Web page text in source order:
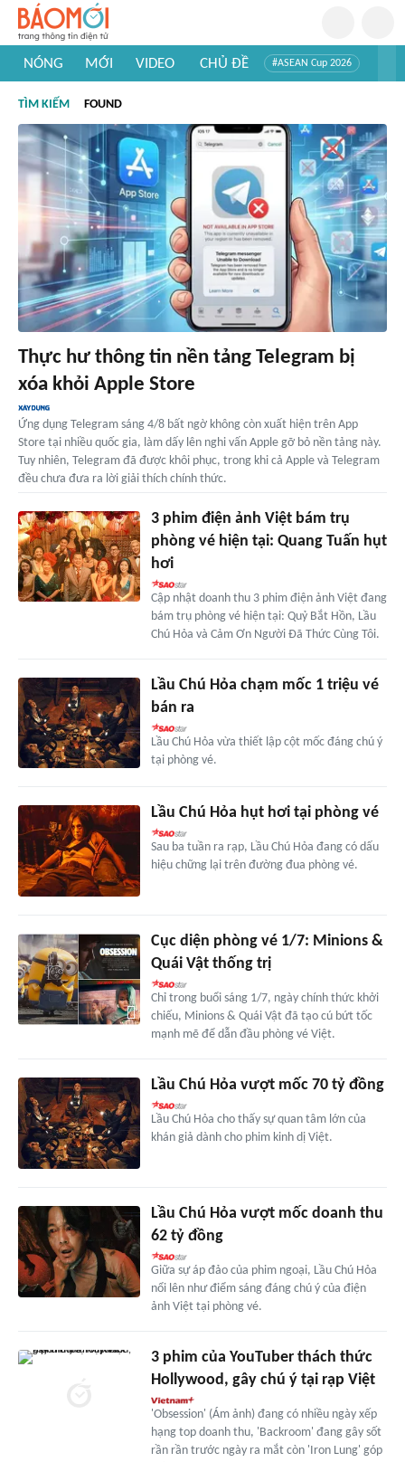
NÓNG MỚI VIDEO CHỦ ĐỀ #ASEAN Cup 2026
#Khám phá thế giới
TÌM KIẾM FOUND
Thực hư thông tin nền tảng Telegram bị
xóa khỏi Apple Store
Ứng dụng Telegram sáng 4/8 bất ngờ không còn xuất hiện trên App
Store tại nhiều quốc gia, làm dấy lên nghi vấn Apple gỡ bỏ nền tảng này.
Tuy nhiên, Telegram đã được khôi phục, trong khi cả Apple và Telegram
đều chưa đưa ra lời giải thích chính thức.
3 phim điện ảnh Việt bám trụ
phòng vé hiện tại: Quang Tuấn hụt
hơi
Cập nhật doanh thu 3 phim điện ảnh Việt đang
bám trụ phòng vé hiện tại: Quỷ Bắt Hồn, Lầu
Chú Hỏa và Cảm Ơn Người Đã Thức Cùng Tôi.
Lầu Chú Hỏa chạm mốc 1 triệu vé
bán ra
Lầu Chú Hỏa vừa thiết lập cột mốc đáng chú ý
tại phòng vé.
Lầu Chú Hỏa hụt hơi tại phòng vé
Sau ba tuần ra rạp, Lầu Chú Hỏa đang có dấu
hiệu chững lại trên đường đua phòng vé.
Cục diện phòng vé 1/7: Minions &
Quái Vật thống trị
Chỉ trong buổi sáng 1/7, ngày chính thức khởi
chiếu, Minions & Quái Vật đã tạo cú bứt tốc
mạnh mẽ để dẫn đầu phòng vé Việt.
Lầu Chú Hỏa vượt mốc 70 tỷ đồng
Lầu Chú Hỏa cho thấy sự quan tâm lớn của
khán giả dành cho phim kinh dị Việt.
Lầu Chú Hỏa vượt mốc doanh thu
62 tỷ đồng
Giữa sự áp đảo của phim ngoại, Lầu Chú Hỏa
nổi lên như điểm sáng đáng chú ý của điện
ảnh Việt tại phòng vé.
3 phim của YouTuber thách thức
Hollywood, gây chú ý tại rạp Việt
'Obsession' (Ám ảnh) đang có nhiều ngày xếp
hạng top doanh thu, 'Backroom' đang gây sốt
rần rần trước ngày ra mắt còn 'Iron Lung' góp